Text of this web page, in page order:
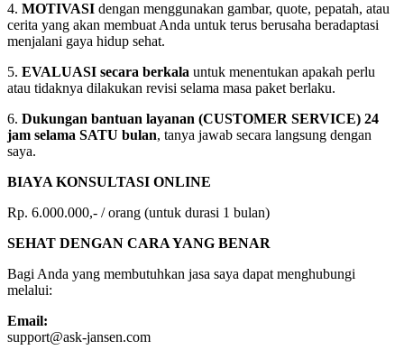
4. MOTIVASI dengan menggunakan gambar, quote, pepatah, atau
cerita yang akan membuat Anda untuk terus berusaha beradaptasi
menjalani gaya hidup sehat.
5. EVALUASI secara berkala untuk menentukan apakah perlu
atau tidaknya dilakukan revisi selama masa paket berlaku.
6. Dukungan bantuan layanan (CUSTOMER SERVICE) 24
jam selama SATU bulan, tanya jawab secara langsung dengan
saya.
BIAYA KONSULTASI ONLINE
Rp. 6.000.000,- / orang (untuk durasi 1 bulan)
SEHAT DENGAN CARA YANG BENAR
Bagi Anda yang membutuhkan jasa saya dapat menghubungi
melalui:
Email:
support@ask-jansen.com